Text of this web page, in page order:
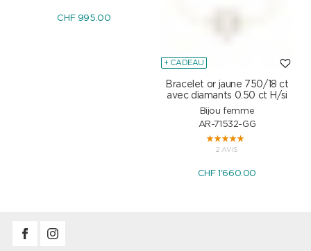
+ CADEAU
Bracelet or jaune 750/18 ct
avec diamants 0.50 ct H/si
Bijou femme
AR-71532-GG
2 AVIS
CHF 1'660.00